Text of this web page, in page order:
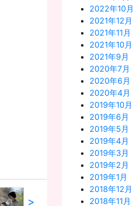
>
2022年10月
2021年12月
2021年11月
2021年10月
2021年9月
2020年7月
2020年6月
2020年4月
2019年10月
2019年6月
2019年5月
2019年4月
2019年3月
2019年2月
2019年1月
2018年12月
2018年11月